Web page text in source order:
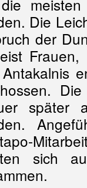
Die
der
später
sich